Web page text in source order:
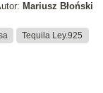
Mariusz Błoński
Tequila Ley.925